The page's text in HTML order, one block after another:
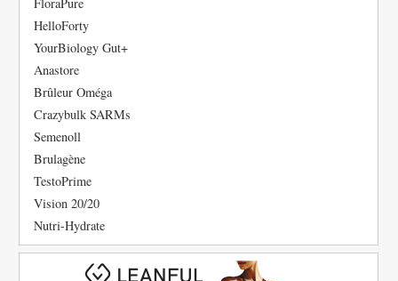
HelloForty
YourBiology Gut+
Anastore
Brûleur Oméga
Crazybulk SARMs
Semenoll
Brulagène
TestoPrime
Vision 20/20
Nutri-Hydrate